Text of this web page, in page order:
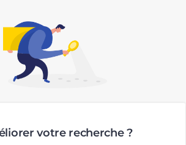
votre recherche ?